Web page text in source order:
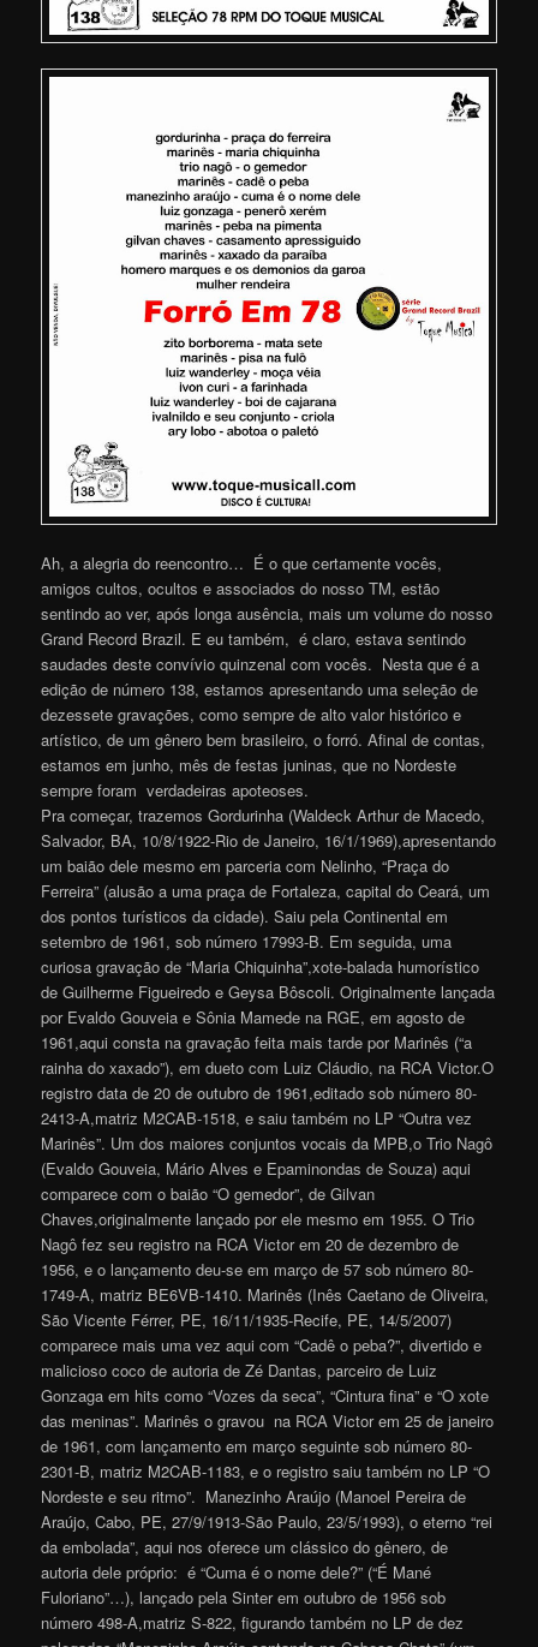
Ah, a alegria do reencontro… É o que certamente vocês,
amigos cultos, ocultos e associados do nosso TM, estão
sentindo ao ver, após longa ausência, mais um volume do nosso
Grand Record Brazil. E eu também, é claro, estava sentindo
saudades deste convívio quinzenal com vocês. Nesta que é a
edição de número 138, estamos apresentando uma seleção de
dezessete gravações, como sempre de alto valor histórico e
artístico, de um gênero bem brasileiro, o forró. Afinal de contas,
estamos em junho, mês de festas juninas, que no Nordeste
sempre foram verdadeiras apoteoses.
Pra começar, trazemos Gordurinha (Waldeck Arthur de Macedo,
Salvador, BA, 10/8/1922-Rio de Janeiro, 16/1/1969),apresentando
um baião dele mesmo em parceria com Nelinho, “Praça do
Ferreira” (alusão a uma praça de Fortaleza, capital do Ceará, um
dos pontos turísticos da cidade). Saiu pela Continental em
setembro de 1961, sob número 17993-B. Em seguida, uma
curiosa gravação de “Maria Chiquinha”,xote-balada humorístico
de Guilherme Figueiredo e Geysa Bôscoli. Originalmente lançada
por Evaldo Gouveia e Sônia Mamede na RGE, em agosto de
1961,aqui consta na gravação feita mais tarde por Marinês (“a
rainha do xaxado”), em dueto com Luiz Cláudio, na RCA Victor.O
registro data de 20 de outubro de 1961,editado sob número 80-
2413-A,matriz M2CAB-1518, e saiu também no LP “Outra vez
Marinês”. Um dos maiores conjuntos vocais da MPB,o Trio Nagô
(Evaldo Gouveia, Mário Alves e Epaminondas de Souza) aqui
comparece com o baião “O gemedor”, de Gilvan
Chaves,originalmente lançado por ele mesmo em 1955. O Trio
Nagô fez seu registro na RCA Victor em 20 de dezembro de
1956, e o lançamento deu-se em março de 57 sob número 80-
1749-A, matriz BE6VB-1410. Marinês (Inês Caetano de Oliveira,
São Vicente Férrer, PE, 16/11/1935-Recife, PE, 14/5/2007)
comparece mais uma vez aqui com “Cadê o peba?”, divertido e
malicioso coco de autoria de Zé Dantas, parceiro de Luiz
Gonzaga em hits como “Vozes da seca”, “Cintura fina” e “O xote
das meninas”. Marinês o gravou na RCA Victor em 25 de janeiro
de 1961, com lançamento em março seguinte sob número 80-
2301-B, matriz M2CAB-1183, e o registro saiu também no LP “O
Nordeste e seu ritmo”. Manezinho Araújo (Manoel Pereira de
Araújo, Cabo, PE, 27/9/1913-São Paulo, 23/5/1993), o eterno “rei
da embolada”, aqui nos oferece um clássico do gênero, de
autoria dele próprio: é “Cuma é o nome dele?” (“É Mané
Fuloriano”…), lançado pela Sinter em outubro de 1956 sob
número 498-A,matriz S-822, figurando também no LP de dez